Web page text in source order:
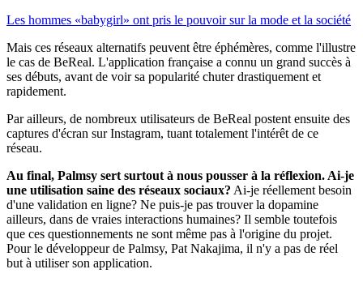
Les hommes «babygirl» ont pris le pouvoir sur la mode et la société
Mais ces réseaux alternatifs peuvent être éphémères, comme l'illustre
le cas de BeReal. L'application française a connu un grand succès à
ses débuts, avant de voir sa popularité chuter drastiquement et
rapidement.
Par ailleurs, de nombreux utilisateurs de BeReal postent ensuite des
captures d'écran sur Instagram, tuant totalement l'intérêt de ce
réseau.
Au final, Palmsy sert surtout à nous pousser à la réflexion. Ai-je
une utilisation saine des réseaux sociaux? Ai-je réellement besoin
d'une validation en ligne? Ne puis-je pas trouver la dopamine
ailleurs, dans de vraies interactions humaines? Il semble toutefois
que ces questionnements ne sont même pas à l'origine du projet.
Pour le développeur de Palmsy, Pat Nakajima, il n'y a pas de réel
but à utiliser son application.